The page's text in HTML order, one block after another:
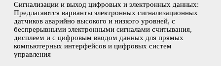
Сигнализации и выход цифровых и электронных данных:
Предлагаются варианты электронных сигнализационных
датчиков аварийно высокого и низкого уровней, с
беспрерывными электронными сигналами считывания,
дисплеем и с цифровым вводом данных для прямых
компьютерных интерфейсов и цифровых систем
управления